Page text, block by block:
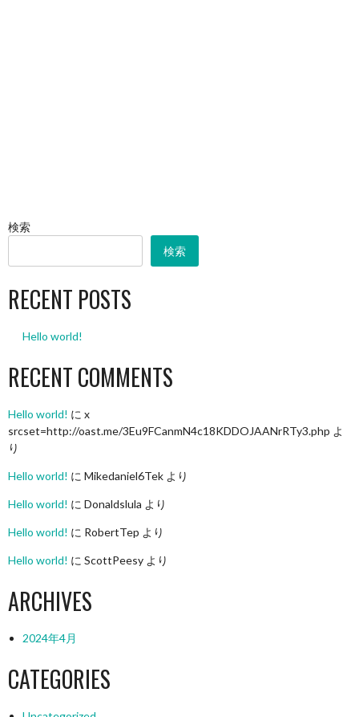
検索
検索
RECENT POSTS
Hello world!
RECENT COMMENTS
Hello world! に x
srcset=http://oast.me/3Eu9FCanmN4c18KDDOJAANrRTy3.php よ
り
Hello world! に Mikedaniel6Tek より
Hello world! に Donaldslula より
Hello world! に RobertTep より
Hello world! に ScottPeesy より
ARCHIVES
2024年4月
CATEGORIES